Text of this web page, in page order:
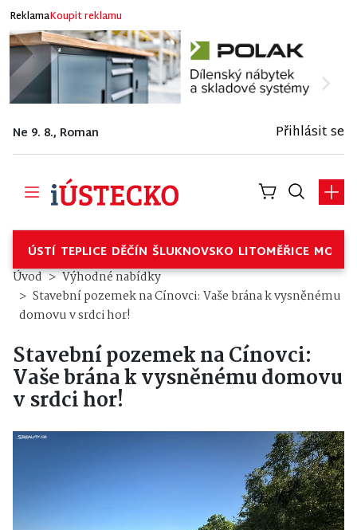
ReklamaKoupit reklamu
Ne 9. 8., Roman Přihlásit se
ÚSTÍ TEPLICE DĚČÍN ŠLUKNOVSKO LITOMĚŘICE
Stavební pozemek na Cínovci:
Úvod
Výhodné nabídky
Stavební pozemek na Cínovci: Vaše brána k vysněnému
domovu v srdci hor!
Stavební pozemek na Cínovci:
Vaše brána k vysněnému domovu
v srdci hor!